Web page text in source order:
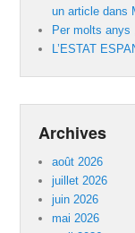
un article dans
Per molts
L’ESTAT
Archives
août 2026
juillet 2026
juin 2026
mai 2026